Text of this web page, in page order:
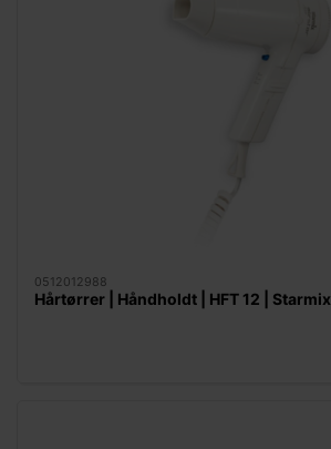
0512012988
Hårtørrer | Håndholdt | HFT 12 | Starmix